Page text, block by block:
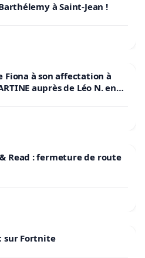
à Saint-Jean !
Fiona à son affectation à
auprès de Léo N. en
Read : fermeture de route
sur Fortnite